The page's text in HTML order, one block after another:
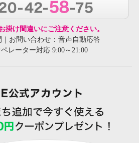
掛け間違いにご注意ください。
｜お問い合わせ：音声自動応答
レーター対応 9:00～21:00